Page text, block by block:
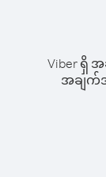
Viber ရှိ
အချက်